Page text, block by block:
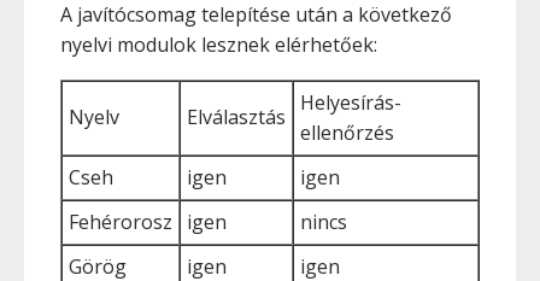
A javítócsomag telepítése után a következő
nyelvi modulok lesznek elérhetőek:
Nyelv Elválasztás
Helyesírás-
ellenőrzés
Cseh
igen
igen
Fehérorosz
igen
nincs
Görög
igen
igen